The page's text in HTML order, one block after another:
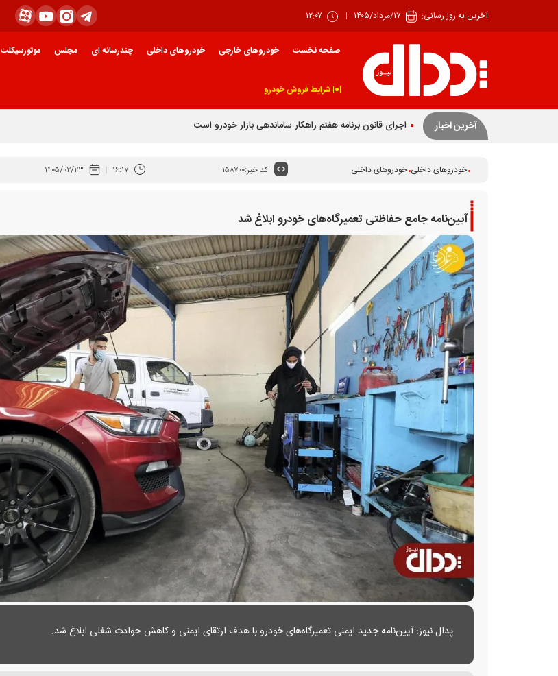
آخرین به روز رسانی: ۱۷/مرداد/۱۴۰۵ ۱۲:۰۷
صفحه نخست خودروهای خارجی خودروهای داخلی چندرسانه ای مجلس موتورسیکلت
شرایط فروش خودرو
آخرین اخبار اجرای قانون برنامه هفتم راهکار ساماندهی بازار خودرو است
خودروهای داخلی خودروهای داخلی کد خبر:۱۵۸۷۰۰ ۱۶:۱۷ ۱۴۰۵/۰۲/۲۳
آیین‌نامه جامع حفاظتی تعمیرگاه‌های خودرو ابلاغ شد
پدال نیوز: آیین‌نامه جدید ایمنی تعمیرگاه‌های خودرو با هدف ارتقای ایمنی و کاهش حوادث شغلی ابلاغ شد.